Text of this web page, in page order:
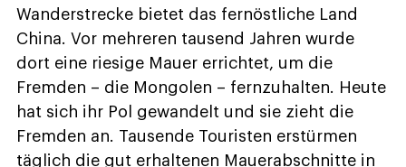
Wanderstrecke bietet das fernöstliche Land
China. Vor mehreren tausend Jahren wurde
dort eine riesige Mauer errichtet, um die
Fremden – die Mongolen – fernzuhalten. Heute
hat sich ihr Pol gewandelt und sie zieht die
Fremden an. Tausende Touristen erstürmen
täglich die gut erhaltenen Mauerabschnitte in